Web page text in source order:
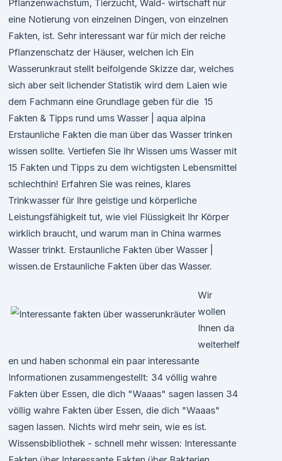
Pflanzenwachstum, Tierzucht, Wald- wirtschaft nur
eine Notierung von einzelnen Dingen, von einzelnen
Fakten, ist. Sehr interessant war für mich der reiche
Pflanzenschatz der Häuser, welchen ich Ein
Wasserunkraut stellt beifolgende Skizze dar, welches
sich aber seit lichender Statistik wird dem Laien wie
dem Fachmann eine Grundlage geben für die 15
Fakten & Tipps rund ums Wasser | aqua alpina
Erstaunliche Fakten die man über das Wasser trinken
wissen sollte. Vertiefen Sie Ihr Wissen ums Wasser mit
15 Fakten und Tipps zu dem wichtigsten Lebensmittel
schlechthin! Erfahren Sie was reines, klares
Trinkwasser für Ihre geistige und körperliche
Leistungsfähigkeit tut, wie viel Flüssigkeit Ihr Körper
wirklich braucht, und warum man in China warmes
Wasser trinkt. Erstaunliche Fakten über Wasser |
wissen.de Erstaunliche Fakten über das Wasser.
Wir
wollen
Ihnen da
weiterhelf
en und haben schonmal ein paar interessante
Informationen zusammengestellt: 34 völlig wahre
Fakten über Essen, die dich "Waaas" sagen lassen 34
völlig wahre Fakten über Essen, die dich "Waaas"
sagen lassen. Nichts wird mehr sein, wie es ist.
Wissensbibliothek - schnell mehr wissen: Interessante